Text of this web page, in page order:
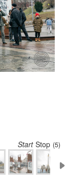
Start Stop (5)